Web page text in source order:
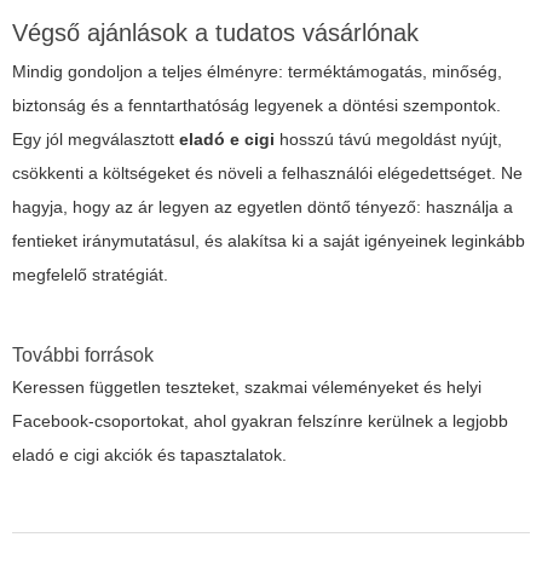
Végső ajánlások a tudatos vásárlónak
Mindig gondoljon a teljes élményre: terméktámogatás, minőség,
biztonság és a fenntarthatóság legyenek a döntési szempontok.
Egy jól megválasztott eladó e cigi hosszú távú megoldást nyújt,
csökkenti a költségeket és növeli a felhasználói elégedettséget. Ne
hagyja, hogy az ár legyen az egyetlen döntő tényező: használja a
fentieket iránymutatásul, és alakítsa ki a saját igényeinek leginkább
megfelelő stratégiát.
További források
Keressen független teszteket, szakmai véleményeket és helyi
Facebook-csoportokat, ahol gyakran felszínre kerülnek a legjobb
eladó e cigi akciók és tapasztalatok.